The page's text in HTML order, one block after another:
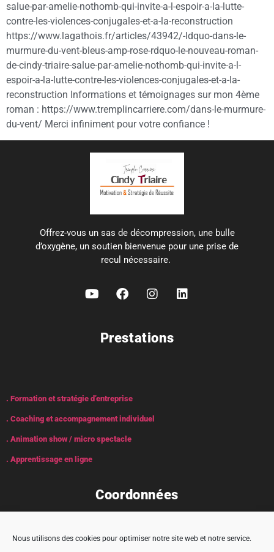
Nous utilisons des cookies pour optimiser notre site web et notre service.
salue-par-amelie-nothomb-qui-invite-a-l-espoir-a-la-lutte-
contre-les-violences-conjugales-et-a-la-reconstruction
https://www.lagathois.fr/articles/43942/-ldquo-dans-le-
murmure-du-vent-bleus-amp-rose-rdquo-le-nouveau-roman-
de-cindy-triaire-salue-par-amelie-nothomb-qui-invite-a-l-
espoir-a-la-lutte-contre-les-violences-conjugales-et-a-la-
reconstruction Informations et témoignages sur mon 4ème
roman : https://www.tremplincarriere.com/dans-le-murmure-
du-vent/ Merci infiniment pour votre confiance !
Offrez-vous un sas de décompression, une bulle
d’oxygène, un soutien bienvenue pour une prise de
recul nécessaire.
Prestations
. Formation et stratégie d’entreprise
. Coaching et accompagnement individuel
. Animation show / micro spectacle
. Apprentissage en ligne
Coordonnées